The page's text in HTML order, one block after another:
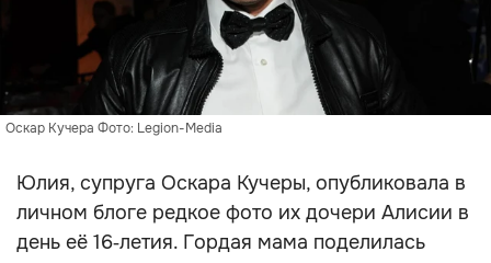
Оскар Кучера Фото: Legion-Media
Юлия, супруга Оскара Кучеры, опубликовала в
личном блоге редкое фото их дочери Алисии в
день её 16‑летия. Гордая мама поделилась